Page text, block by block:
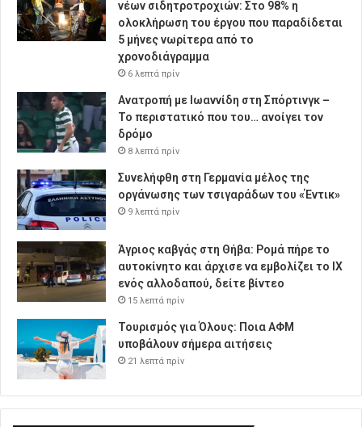
νέων σιδητροτροχιών: Στο 98% η
ολοκλήρωση του έργου που παραδίδεται
5 μήνες νωρίτερα από το
χρονοδιάγραμμα
6 λεπτά πρίν
Ανατροπή με Ιωαννίδη στη Σπόρτινγκ –
Το περιστατικό που του… ανοίγει τον
δρόμο
8 λεπτά πρίν
Συνελήφθη στη Γερμανία μέλος της
οργάνωσης των τσιγαράδων του «Έντικ»
9 λεπτά πρίν
Άγριος καβγάς στη Θήβα: Ρομά πήρε το
αυτοκίνητο και άρχισε να εμβολίζει το ΙΧ
ενός αλλοδαπού, δείτε βίντεο
15 λεπτά πρίν
Τουρισμός για Όλους: Ποια ΑΦΜ
υποβάλουν σήμερα αιτήσεις
21 λεπτά πρίν